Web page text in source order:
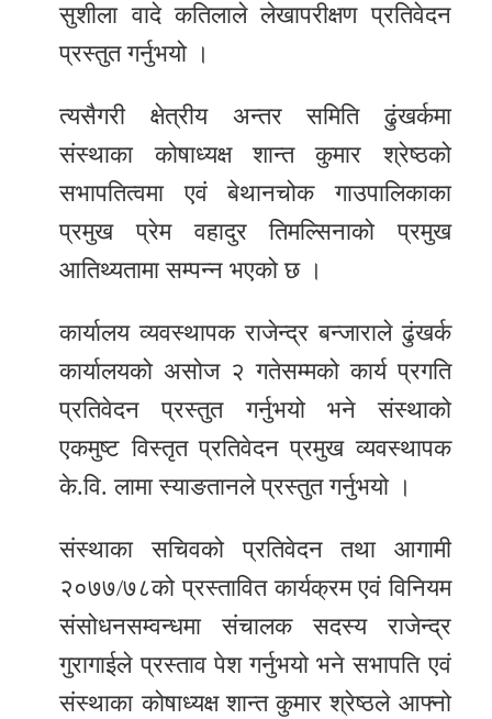
सुशीला वादे कतिलाले लेखापरीक्षण प्रतिवेदन
प्रस्तुत गर्नुभयो ।
त्यसैगरी क्षेत्रीय अन्तर समिति ढुंखर्कमा
संस्थाका कोषाध्यक्ष शान्त कुमार श्रेष्ठको
सभापतित्वमा एवं बेथानचोक गाउपालिकाका
प्रमुख प्रेम वहादुर तिमल्सिनाको प्रमुख
आतिथ्यतामा सम्पन्न भएको छ ।
कार्यालय व्यवस्थापक राजेन्द्र बन्जाराले ढुंखर्क
कार्यालयको असोज २ गतेसम्मको कार्य प्रगति
प्रतिवेदन प्रस्तुत गर्नुभयो भने संस्थाको
एकमुष्ट विस्तृत प्रतिवेदन प्रमुख व्यवस्थापक
के.वि. लामा स्याङतानले प्रस्तुत गर्नुभयो ।
संस्थाका सचिवको प्रतिवेदन तथा आगामी
२०७७/७८को प्रस्तावित कार्यक्रम एवं विनियम
संसोधनसम्वन्धमा संचालक सदस्य राजेन्द्र
गुरागाईले प्रस्ताव पेश गर्नुभयो भने सभापति एवं
संस्थाका कोषाध्यक्ष शान्त कुमार श्रेष्ठले आफ्नो